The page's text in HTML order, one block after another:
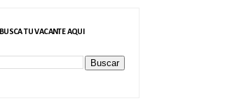
BUSCA TU VACANTE AQUI